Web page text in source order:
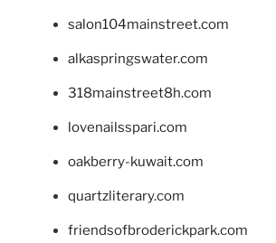
salon104mainstreet.com
alkaspringswater.com
318mainstreet8h.com
lovenailsspari.com
oakberry-kuwait.com
quartzliterary.com
friendsofbroderickpark.com